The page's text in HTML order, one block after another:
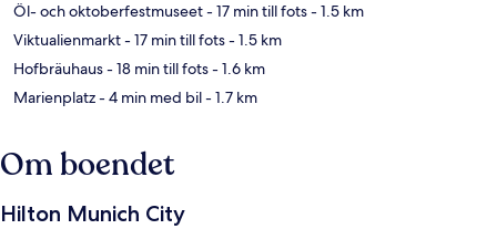
Öl- och oktoberfestmuseet- 17 min till fots- 1.5 km
Viktualienmarkt- 17 min till fots- 1.5 km
Hofbräuhaus- 18 min till fots- 1.6 km
Marienplatz- 4 min med bil- 1.7 km
Om boendet
Hilton Munich City